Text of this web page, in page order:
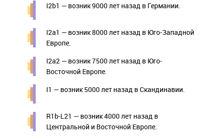
I2b1 — возник 9000 лет назад в Германии.
I2a1 — возник 8000 лет назад в Юго-Западной
Европе.
I2a2 — возник 7500 лет назад в Юго-
Восточной Европе.
I1 — возник 5000 лет назад в Скандинавии.
R1b-L21 — возник 4000 лет назад в
Центральной и Восточной Европе.